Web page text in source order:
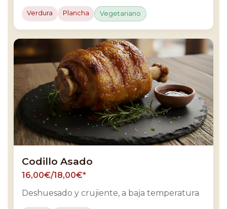
Verdura Plancha Vegetariano
Codillo Asado
16,00€/18,00€*
Deshuesado y crujiente, a baja temperatura